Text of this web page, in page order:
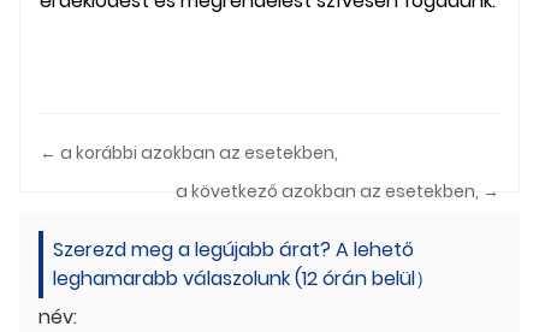
← a korábbi azokban az esetekben,
a következő azokban az esetekben, →
Szerezd meg a legújabb árat? A lehető
leghamarabb válaszolunk (12 órán belül）
név: